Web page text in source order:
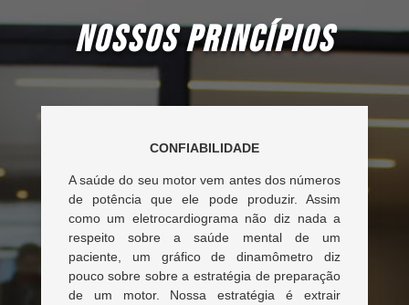
NOSSOS PRINCÍPIOS
CONFIABILIDADE
A saúde do seu motor vem antes dos números
de potência que ele pode produzir. Assim
como um eletrocardiograma não diz nada a
respeito sobre a saúde mental de um
paciente, um gráfico de dinamômetro diz
pouco sobre sobre a estratégia de preparação
de um motor. Nossa estratégia é extrair